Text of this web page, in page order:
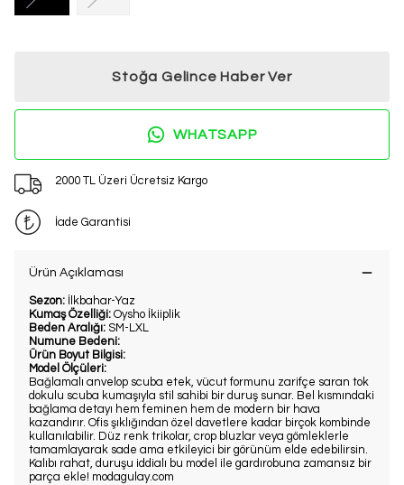
Stoğa Gelince Haber Ver
WHATSAPP
2000 TL Üzeri Ücretsiz Kargo
İade Garantisi
Ürün Açıklaması
Sezon: İlkbahar-Yaz
Kumaş Özelliği: Oysho İkiiplik
Beden Aralığı: SM-LXL
Numune Bedeni:
Ürün Boyut Bilgisi:
Model Ölçüleri:
Bağlamalı anvelop scuba etek, vücut formunu zarifçe saran tok
dokulu scuba kumaşıyla stil sahibi bir duruş sunar. Bel kısmındaki
bağlama detayı hem feminen hem de modern bir hava
kazandırır. Ofis şıklığından özel davetlere kadar birçok kombinde
kullanılabilir. Düz renk trikolar, crop bluzlar veya gömleklerle
tamamlayarak sade ama etkileyici bir görünüm elde edebilirsin.
Kalıbı rahat, duruşu iddialı bu model ile gardırobuna zamansız bir
parça ekle! modagulay.com